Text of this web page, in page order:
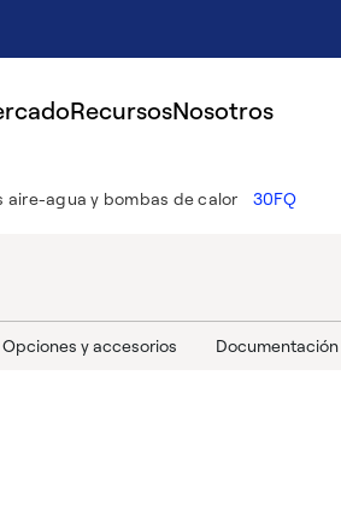
RecursosNosotros
aire-agua y bombas de calor 30FQ
Opciones y accesorios Documentación